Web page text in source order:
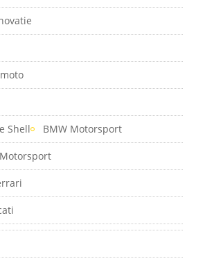
Shell BMW Motorsport